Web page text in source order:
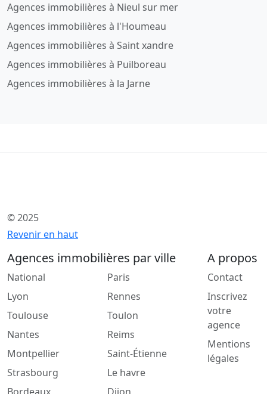
Agences immobilières à Nieul sur mer
Agences immobilières à l'Houmeau
Agences immobilières à Saint xandre
Agences immobilières à Puilboreau
Agences immobilières à la Jarne
© 2025
Revenir en haut
Agences immobilières par ville
National
Lyon
Toulouse
Nantes
Montpellier
Strasbourg
Paris
Rennes
Toulon
Reims
Saint-Étienne
Le havre
A propos
Contact
Inscrivez
votre
agence
Mentions
légales